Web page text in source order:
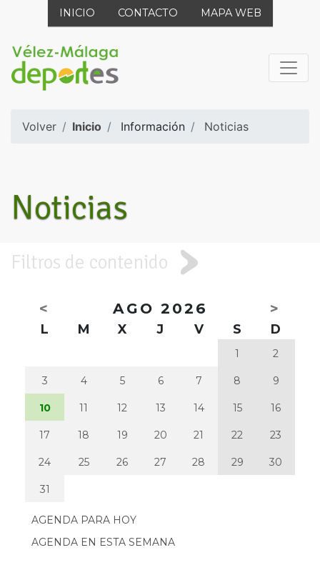
INICIO CONTACTO MAPA WEB
Volver Inicio Información Noticias
Noticias
Filtros de contenido
< AGO 2026 >
L M X J V S D
1 2
3 4 5 6 7 8 9
10 11 12 13 14 15 16
17 18 19 20 21 22 23
24 25 26 27 28 29 30
31
AGENDA PARA HOY
AGENDA EN ESTA SEMANA